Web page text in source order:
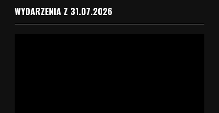
WYDARZENIA Z 31.07.2026